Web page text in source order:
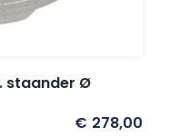
staander Ø
€ 278,00